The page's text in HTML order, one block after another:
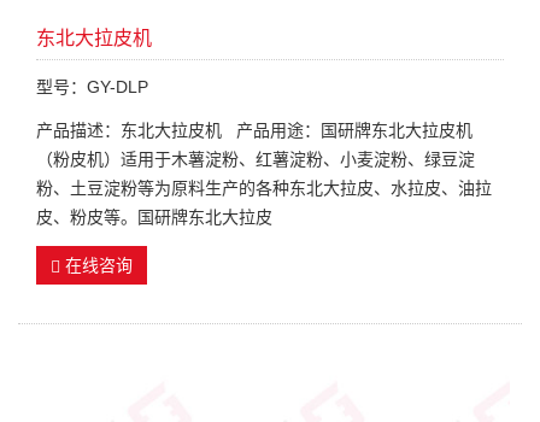
东北大拉皮机
型号：GY-DLP
产品描述：东北大拉皮机 产品用途：国研牌东北大拉皮机
（粉皮机）适用于木薯淀粉、红薯淀粉、小麦淀粉、绿豆淀
粉、土豆淀粉等为原料生产的各种东北大拉皮、水拉皮、油拉
皮、粉皮等。国研牌东北大拉皮
在线咨询